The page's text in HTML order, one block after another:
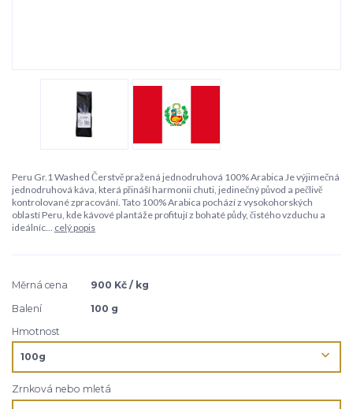
Peru Gr.1 Washed Čerstvě pražená jednodruhová 100% Arabica Je výjimečná
jednodruhová káva, která přináší harmonii chuti, jedinečný původ a pečlivě
kontrolované zpracování. Tato 100% Arabica pochází z vysokohorských
oblastí Peru, kde kávové plantáže profitují z bohaté půdy, čistého vzduchu a
ideálníc... celý popis
Měrná cena
900 Kč / kg
Balení
100 g
Hmotnost
Zrnková nebo mletá